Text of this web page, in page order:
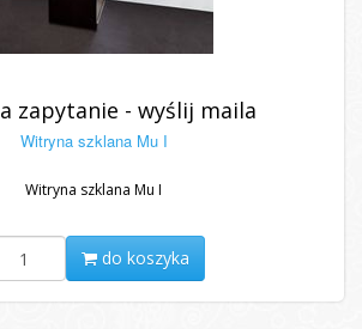
zapytanie - wyślij maila
Witryna szklana Mu I
Witryna szklana Mu I
do koszyka